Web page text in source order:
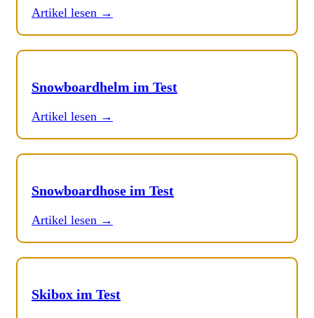
Artikel lesen →
Snowboardhelm im Test
Artikel lesen →
Snowboardhose im Test
Artikel lesen →
Skibox im Test